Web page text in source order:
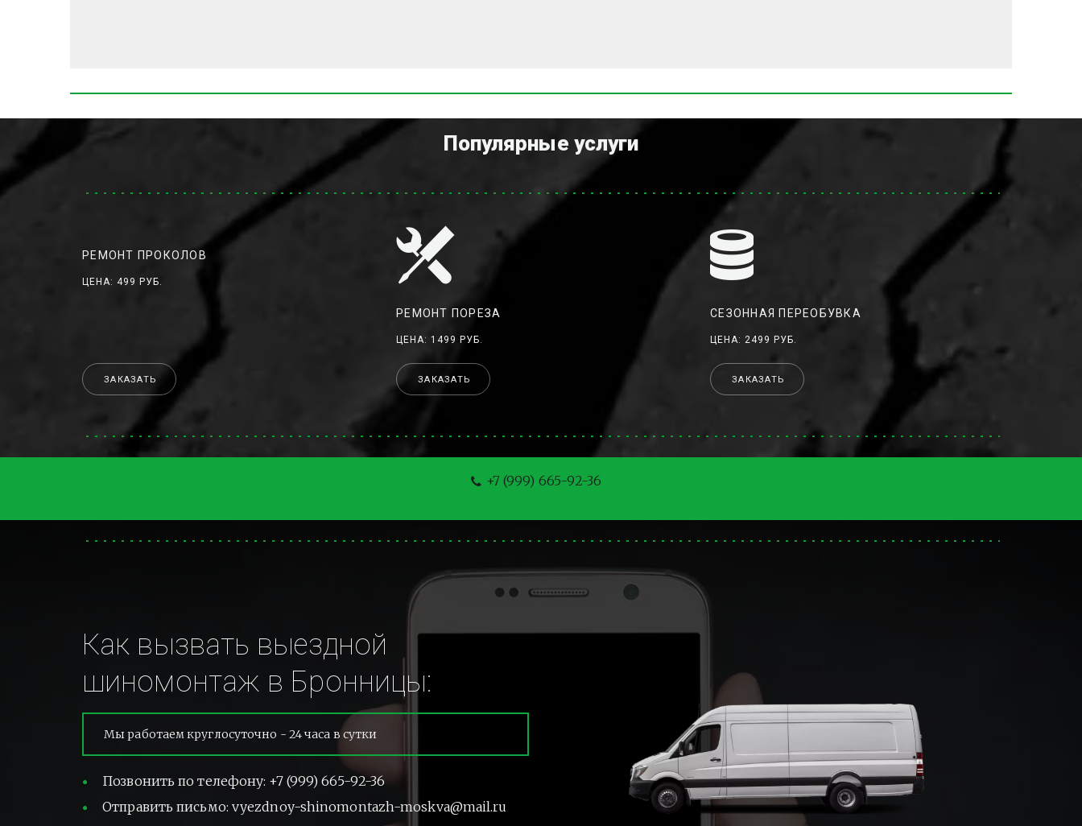
Популярные услуги
РЕМОНТ ПРОКОЛОВ
ЦЕНА: 499 РУБ.
ЗАКАЗАТЬ
РЕМОНТ ПОРЕЗА
ЦЕНА: 1499 РУБ.
ЗАКАЗАТЬ
СЕЗОННАЯ ПЕРЕОБУВКА
ЦЕНА: 2499 РУБ.
ЗАКАЗАТЬ
+7 (999) 665-92-36
Как вызвать выездной
шиномонтаж в Бронницы:
Мы работаем круглосуточно - 24 часа в сутки
Позвонить по телефону: +7 (999) 665-92-36
Отправить письмо: vyezdnoy-shinomontazh-moskva@mail.ru